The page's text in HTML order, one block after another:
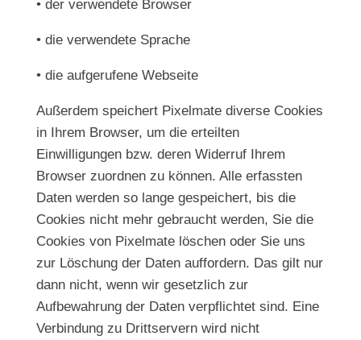
• der verwendete Browser
• die verwendete Sprache
• die aufgerufene Webseite
Außerdem speichert Pixelmate diverse Cookies
in Ihrem Browser, um die erteilten
Einwilligungen bzw. deren Widerruf Ihrem
Browser zuordnen zu können. Alle erfassten
Daten werden so lange gespeichert, bis die
Cookies nicht mehr gebraucht werden, Sie die
Cookies von Pixelmate löschen oder Sie uns
zur Löschung der Daten auffordern. Das gilt nur
dann nicht, wenn wir gesetzlich zur
Aufbewahrung der Daten verpflichtet sind. Eine
Verbindung zu Drittservern wird nicht